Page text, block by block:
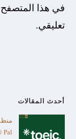
في هذا المتصفح
تعليقي.
أحدث المقالات